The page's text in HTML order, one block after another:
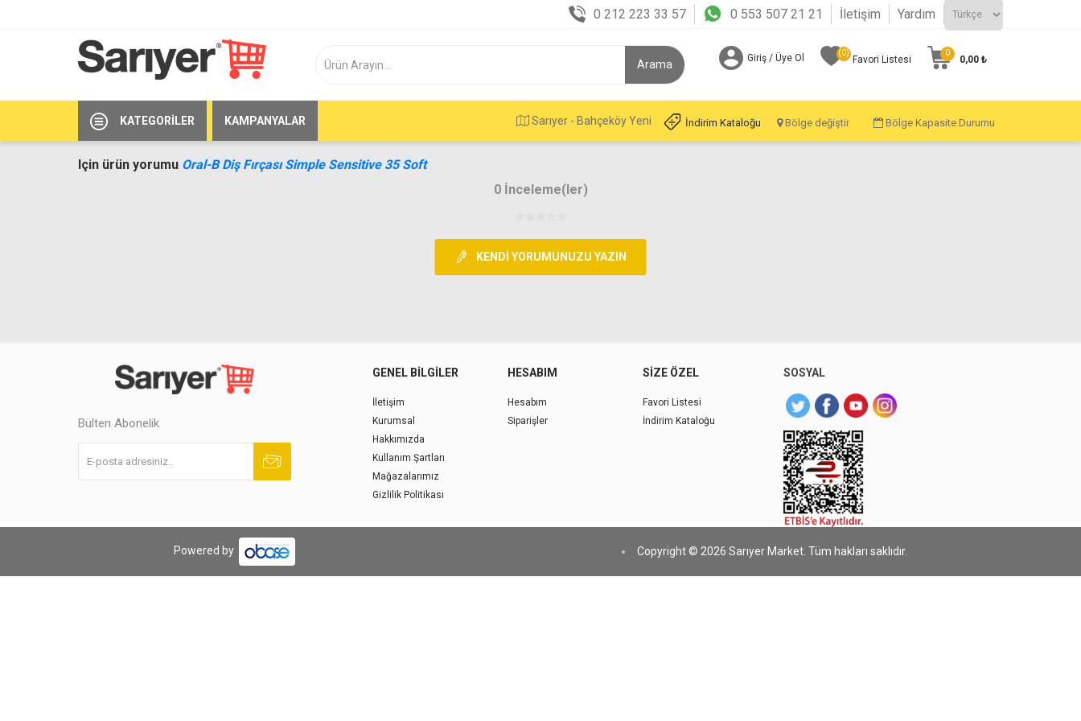
0 212 223 33 57 0 553 507 21 21 İletişim Yardım
Giriş / Üye Ol Favori Listesi
(0) 0
0,00 ₺
KATEGORILER KAMPANYALAR Sarıyer - Bahçeköy Yeni İndirim Kataloğu Bölge değiştir Bölge Kapasite Durumu
Için ürün yorumu Oral-B Diş Fırçası Simple Sensitive 35 Soft
0 İnceleme(ler)
KENDI YORUMUNUZU YAZIN
Bülten Abonelik
GENEL BILGILER
İletişim
Kurumsal
Hakkımızda
Kullanım Şartları
Mağazalarımız
Gizlilik Politikası
HESABIM
Hesabım
Siparişler
SIZE ÖZEL
Favori Listesi
İndirim Kataloğu
SOSYAL
Powered by Copyright © 2026 Sarıyer Market. Tüm hakları saklıdır.